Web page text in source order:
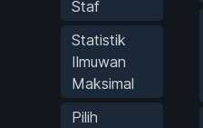
Staf
Statistik
Ilmuwan
Maksimal
Pilih